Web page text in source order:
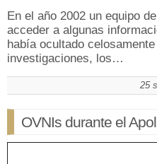
En el año 2002 un equipo
acceder a algunas
había ocultado
investigaciones, los…
25
OVNIs durante el